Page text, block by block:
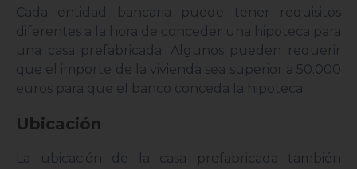
Cada entidad bancaria puede tener requisitos
diferentes a la hora de conceder una hipoteca para
una casa prefabricada. Algunos pueden requerir
que el importe de la vivienda sea superior a 50.000
euros para que el banco conceda la hipoteca.
Ubicación
La ubicación de la casa prefabricada también